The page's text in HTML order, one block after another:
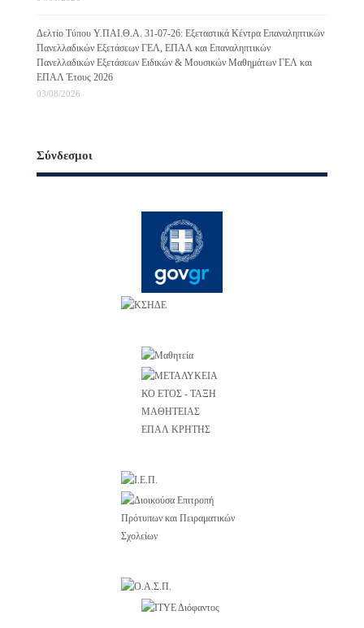
Δελτίο Τύπου Υ.ΠΑΙ.Θ.Α. 31-07-26: Εξεταστικά Κέντρα Επαναληπτικών
Πανελλαδικών Εξετάσεων ΓΕΛ, ΕΠΑΛ και Επαναληπτικών
Πανελλαδικών Εξετάσεων Ειδικών & Μουσικών Μαθημάτων ΓΕΛ και
ΕΠΑΛ Έτους 2026
03/08/2026
Σύνδεσμοι